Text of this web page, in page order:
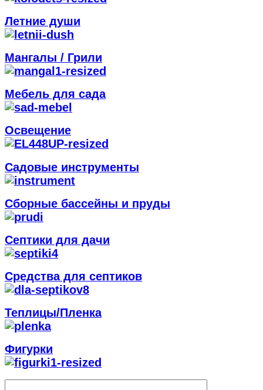
Летние души
Мангалы / Грили
Мебель для сада
Освещение
Садовые инструменты
Сборные бассейны и пруды
Септики для дачи
Средства для септиков
Теплицы/Пленка
Фигурки